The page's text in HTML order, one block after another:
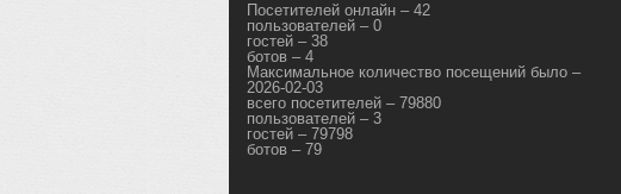
Посетителей онлайн – 42
пользователей – 0
гостей – 38
ботов – 4
Максимальное количество посещений было –
2026-02-03
всего посетителей – 79880
пользователей – 3
гостей – 79798
ботов – 79